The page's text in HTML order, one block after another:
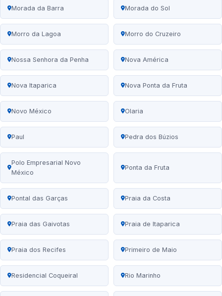
Morada da Barra Morada do Sol
Morro da Lagoa Morro do Cruzeiro
Nossa Senhora da Penha Nova América
Nova Itaparica Nova Ponta da Fruta
Novo México Olaria
Paul Pedra dos Búzios
Polo Empresarial Novo
México
Ponta da Fruta
Pontal das Garças Praia da Costa
Praia das Gaivotas Praia de Itaparica
Praia dos Recifes Primeiro de Maio
Residencial Coqueiral Rio Marinho